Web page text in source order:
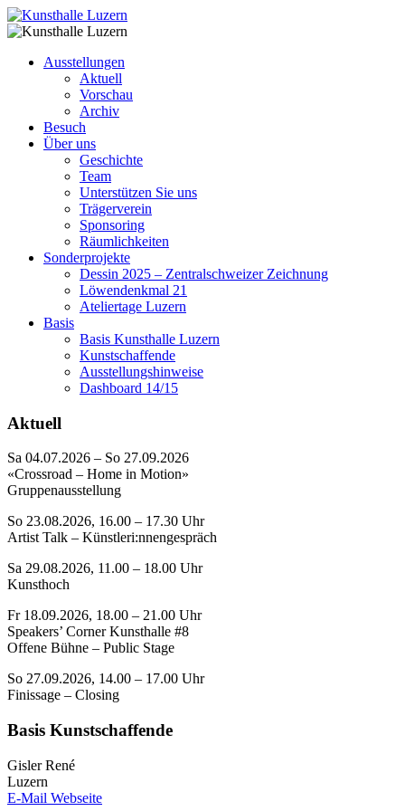
Ausstellungen
Aktuell
Vorschau
Archiv
Besuch
Über uns
Geschichte
Team
Unterstützen Sie uns
Trägerverein
Sponsoring
Räumlichkeiten
Sonderprojekte
Dessin 2025 – Zentralschweizer Zeichnung
Löwendenkmal 21
Ateliertage Luzern
Basis
Basis Kunsthalle Luzern
Kunstschaffende
Ausstellungshinweise
Dashboard 14/15
Aktuell
Sa 04.07.2026 – So 27.09.2026
«Crossroad – Home in Motion»
Gruppenausstellung
So 23.08.2026, 16.00 – 17.30 Uhr
Artist Talk – Künstleri:nnengespräch
Sa 29.08.2026, 11.00 – 18.00 Uhr
Kunsthoch
Fr 18.09.2026, 18.00 – 21.00 Uhr
Speakers’ Corner Kunsthalle #8
Offene Bühne – Public Stage
So 27.09.2026, 14.00 – 17.00 Uhr
Finissage – Closing
Basis Kunstschaffende
Gisler René
Luzern
E-Mail Webseite